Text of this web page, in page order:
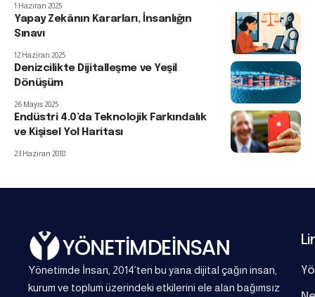
1 Haziran 2025
Yapay Zekânın Kararları, İnsanlığın
Sınavı
12 Haziran 2025
Denizcilikte Dijitalleşme ve Yeşil
Dönüşüm
26 Mayıs 2025
Endüstri 4.0’da Teknolojik Farkındalık
ve Kişisel Yol Haritası
23 Haziran 2018
Yönetimde İnsan, 2014’ten bu yana dijital çağın insan,
kurum ve toplum üzerindeki etkilerini ele alan bağımsız